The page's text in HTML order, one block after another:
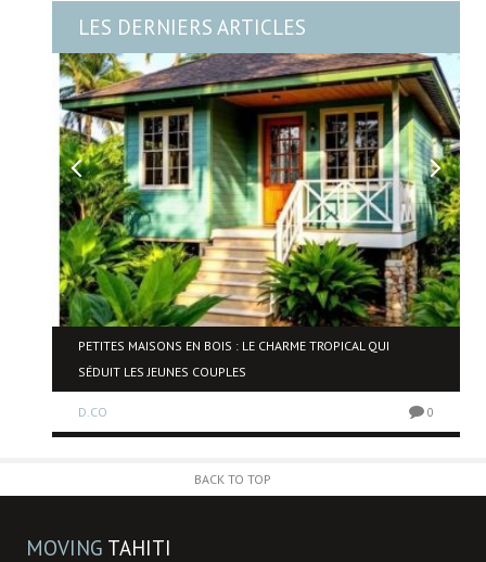
LES DERNIERS ARTICLES
PETITES MAISONS EN BOIS : LE CHARME TROPICAL QUI
SÉDUIT LES JEUNES COUPLES
D.CO 0
BACK TO TOP
MOVING TAHITI